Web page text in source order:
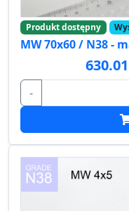
Produkt dostępny
MW 70x60 / N38 -
-